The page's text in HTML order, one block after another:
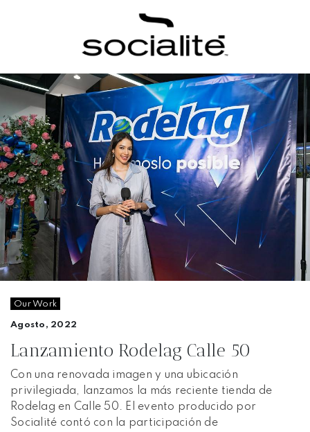
Our Work
Agosto, 2022
Lanzamiento Rodelag Calle 50
Con una renovada imagen y una ubicación
privilegiada, lanzamos la más reciente tienda de
Rodelag en Calle 50. El evento producido por
Socialité contó con la participación de